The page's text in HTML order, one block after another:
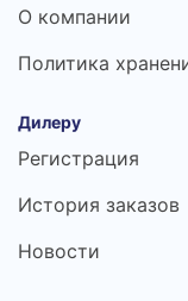
О компании
Политика
Дилеру
Регистрация
История заказов
Новости